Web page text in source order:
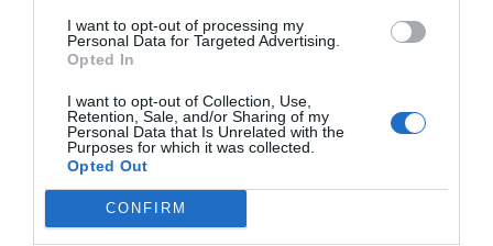
I want to opt-out of processing my
Personal Data for Targeted Advertising.
Opted In
I want to opt-out of Collection, Use,
Retention, Sale, and/or Sharing of my
Personal Data that Is Unrelated with the
Purposes for which it was collected.
Opted Out
CONFIRM
las calles que han sido recientemente repavimentadas
y garantizando una mayor conservación del
pavimento.